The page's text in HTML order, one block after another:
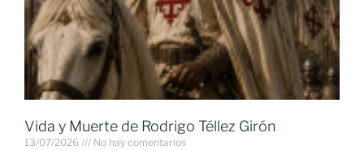
Vida y Muerte de Rodrigo Téllez Girón
13/07/2026 No hay comentarios